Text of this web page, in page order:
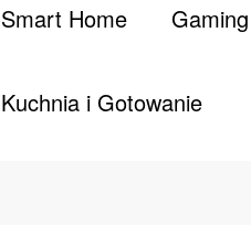
Smart Home
Kuchnia i Gotowanie